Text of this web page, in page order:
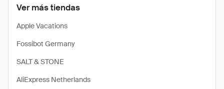
Ver más tiendas
Apple Vacations
Fossibot Germany
SALT & STONE
AliExpress Netherlands